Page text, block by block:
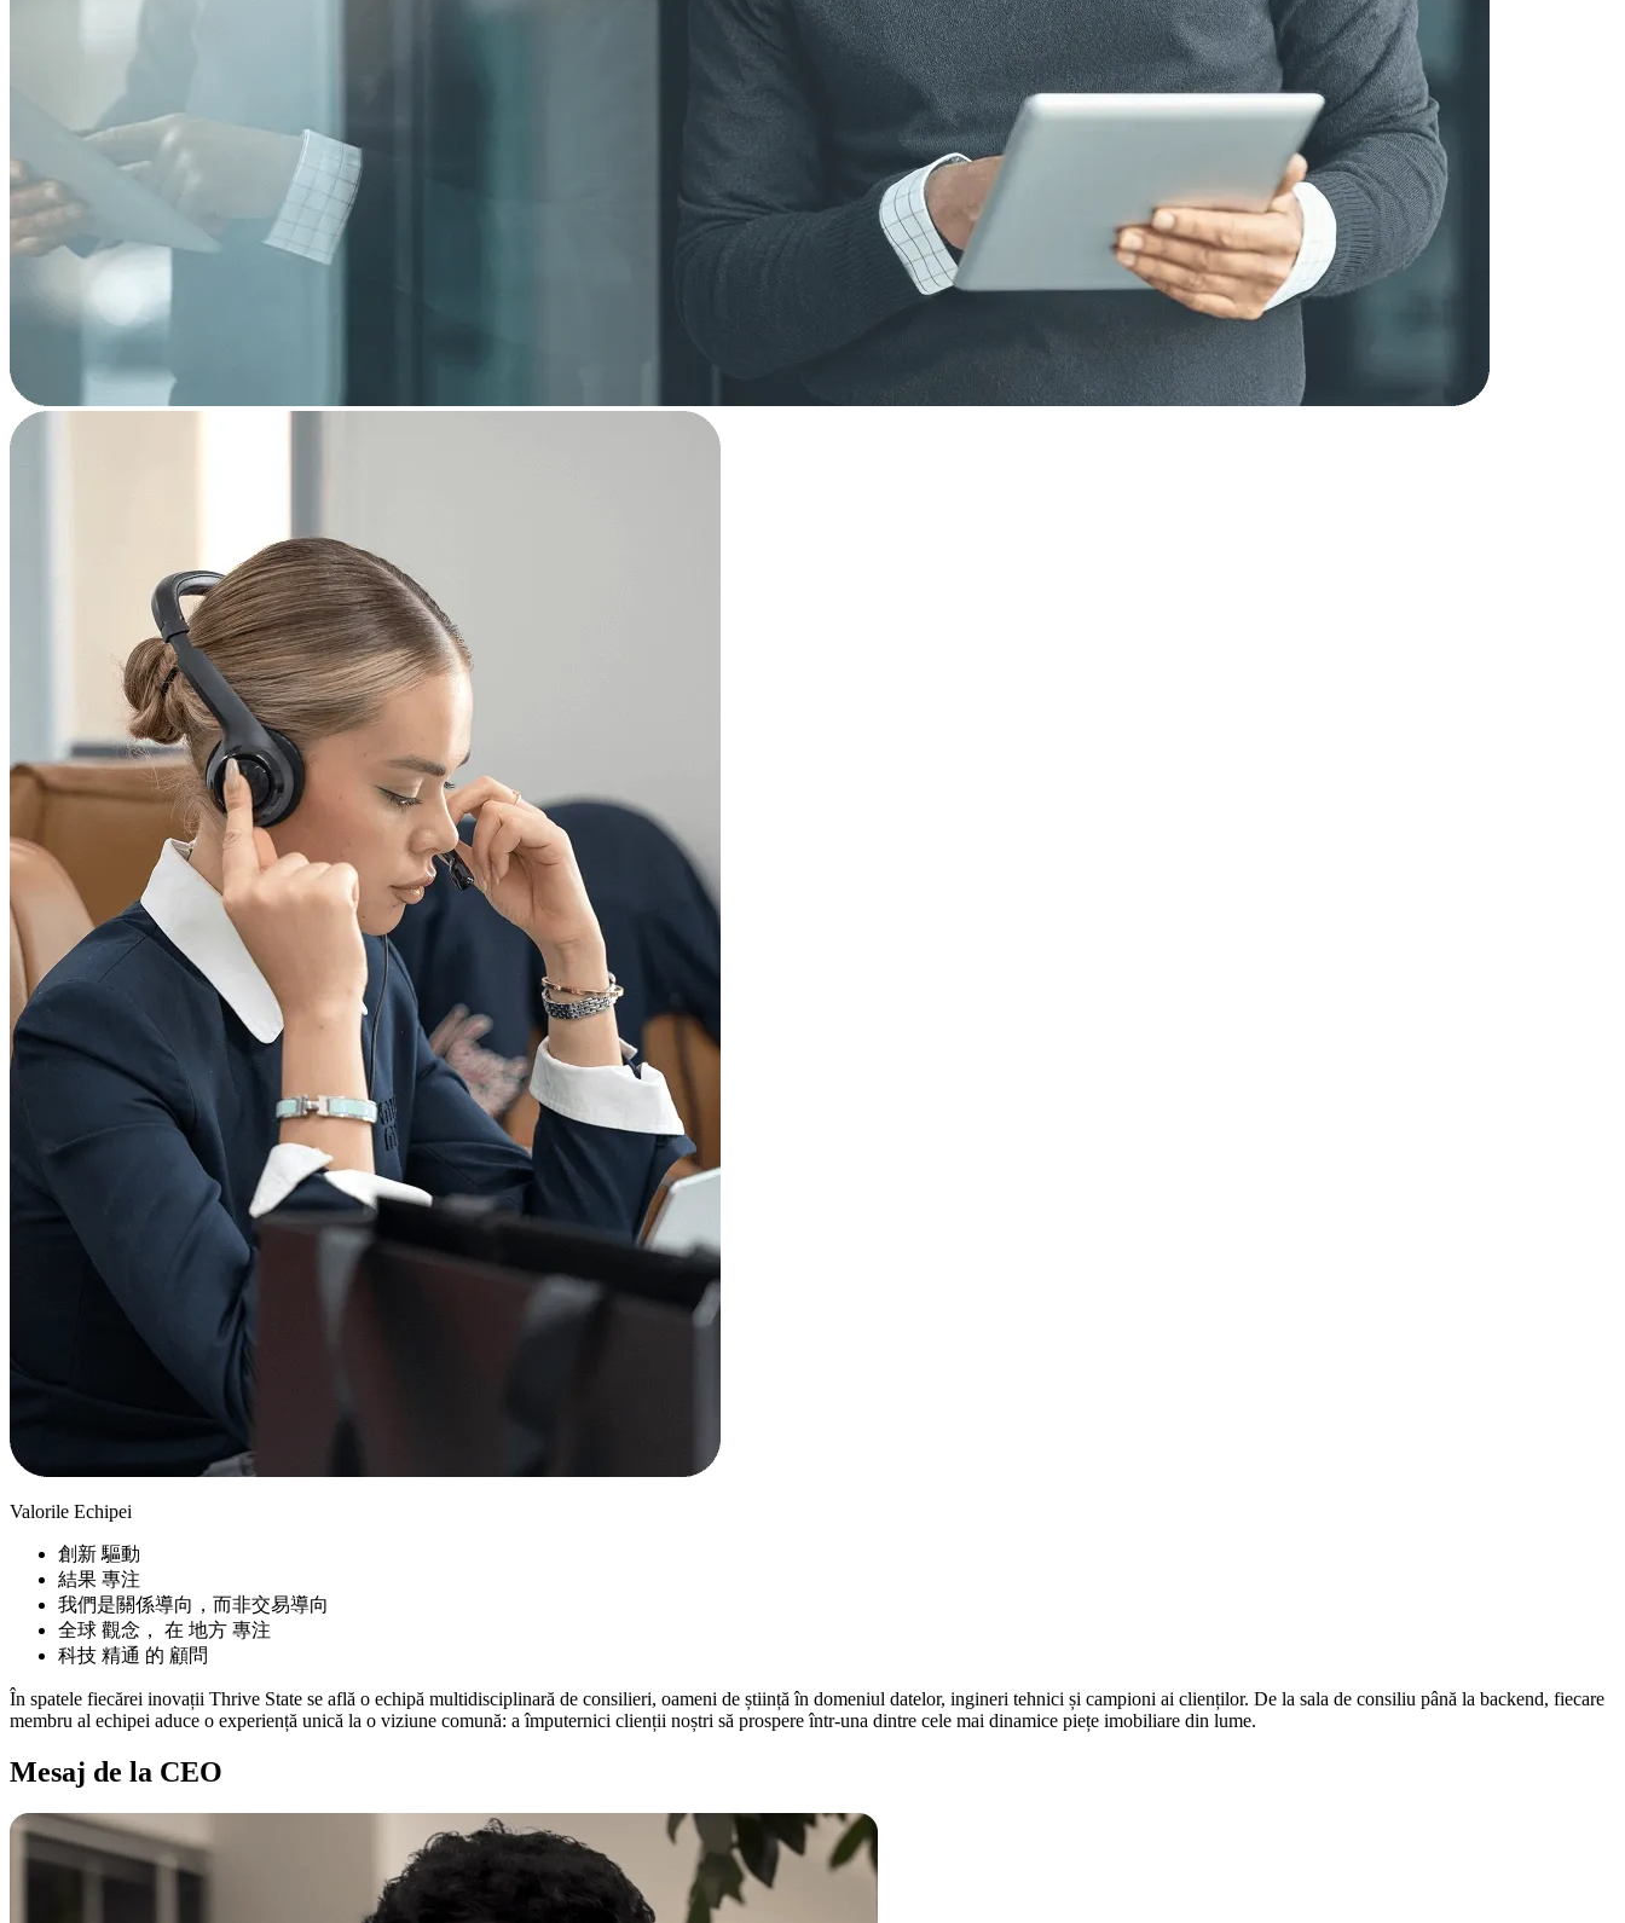
Valorile Echipei
創新 驅動
結果 專注
我們是關係導向，而非交易導向
全球 觀念， 在 地方 專注
科技 精通 的 顧問
În spatele fiecărei inovații Thrive State se află o echipă multidisciplinară de consilieri, oameni de știință în domeniul datelor, ingineri tehnici și campioni ai clienților. De la sala de consiliu până la backend, fiecare
membru al echipei aduce o experiență unică la o viziune comună: a împuternici clienții noștri să prospere într-una dintre cele mai dinamice piețe imobiliare din lume.
Mesaj de la CEO